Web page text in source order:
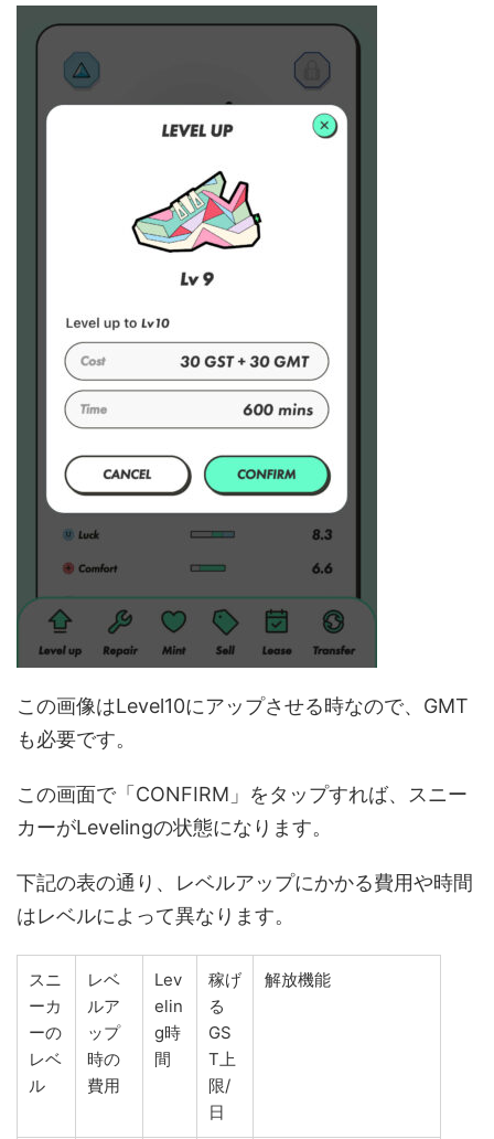
この画像はLevel10にアップさせる時なので、GMT
も必要です。
この画面で「CONFIRM」をタップすれば、スニー
カーがLevelingの状態になります。
下記の表の通り、レベルアップにかかる費用や時間
はレベルによって異なります。
スニ
ーカ
ーの
レベ
ル
レベ
ルア
ップ
時の
費用
Lev
elin
g時
間
稼げ
る
GS
T上
限/
日
解放機能